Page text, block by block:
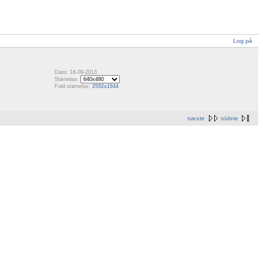
Log på
Dato: 16-09-2013
Størrelse:
Fuld størrelse: 2592x1944
næste sidste